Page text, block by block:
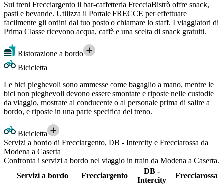
Sui treni Frecciargento il bar-caffetteria FrecciaBistrò offre snack,
pasti e bevande. Utilizza il Portale FRECCE per effettuare
facilmente gli ordini dal tuo posto o chiamare lo staff. I viaggiatori di
Prima Classe ricevono acqua, caffè e una scelta di snack gratuiti.
Ristorazione a bordo
Bicicletta
Le bici pieghevoli sono ammesse come bagaglio a mano, mentre le
bici non pieghevoli devono essere smontate e riposte nelle custodie
da viaggio, mostrate al conducente o al personale prima di salire a
bordo, e riposte in una parte specifica del treno.
Bicicletta
Servizi a bordo di Frecciargento, DB - Intercity e Frecciarossa da
Modena a Caserta
Confronta i servizi a bordo nel viaggio in train da Modena a Caserta.
Servizi a bordo
Frecciargento
DB -
Intercity
Frecciarossa